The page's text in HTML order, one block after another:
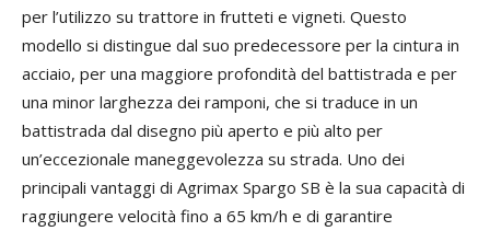
per l’utilizzo su trattore in frutteti e vigneti. Questo
modello si distingue dal suo predecessore per la cintura in
acciaio, per una maggiore profondità del battistrada e per
una minor larghezza dei ramponi, che si traduce in un
battistrada dal disegno più aperto e più alto per
un’eccezionale maneggevolezza su strada. Uno dei
principali vantaggi di Agrimax Spargo SB è la sua capacità di
raggiungere velocità fino a 65 km/h e di garantire